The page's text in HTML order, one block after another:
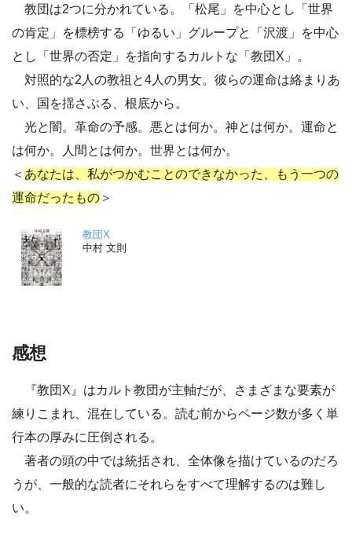
教団は2つに分かれている。「松尾」を中心とし「世界
の肯定」を標榜する「ゆるい」グループと「沢渡」を中心
とし「世界の否定」を指向するカルトな「教団X」。
対照的な2人の教祖と4人の男女。彼らの運命は絡まりあ
い、国を揺さぶる、根底から。
光と闇。革命の予感。悪とは何か。神とは何か。運命と
は何か。人間とは何か。世界とは何か。
＜ あなたは、私がつかむことのできなかった、もう一つの
運命だったもの ＞
教団X
中村 文則
感想
『教団X』はカルト教団が主軸だが、さまざまな要素が
練りこまれ、混在している。読む前からページ数が多く単
行本の厚みに圧倒される。
著者の頭の中では統括され、全体像を描けているのだろ
うが、一般的な読者にそれらをすべて理解するのは難し
い。